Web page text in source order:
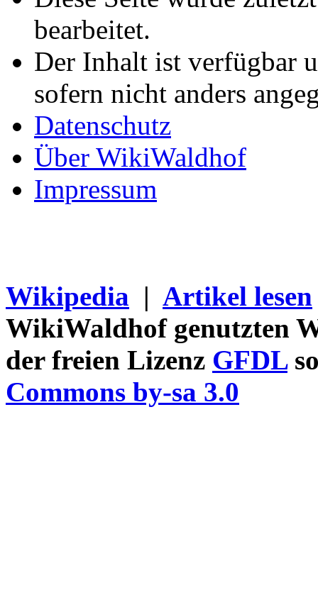
bearbeitet.
Der Inhalt ist verfügbar
sofern nicht anders
Datenschutz
Über WikiWaldhof
Impressum
Wikipedia | Artikel lesen
WikiWaldhof genutzten
der freien Lizenz GFDL
Commons by-sa 3.0